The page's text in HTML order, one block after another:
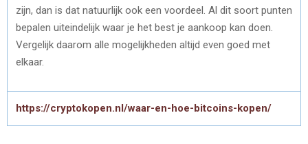
zijn, dan is dat natuurlijk ook een voordeel. Al dit soort punten
bepalen uiteindelijk waar je het best je aankoop kan doen.
Vergelijk daarom alle mogelijkheden altijd even goed met
elkaar.
https://cryptokopen.nl/waar-en-hoe-bitcoins-kopen/